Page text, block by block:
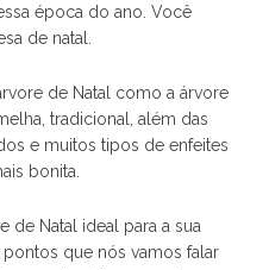
época do ano. Você
de natal.
de Natal como a árvore
tradicional, além das
e muitos tipos de enfeites
bonita.
de Natal ideal para a sua
que nós vamos falar